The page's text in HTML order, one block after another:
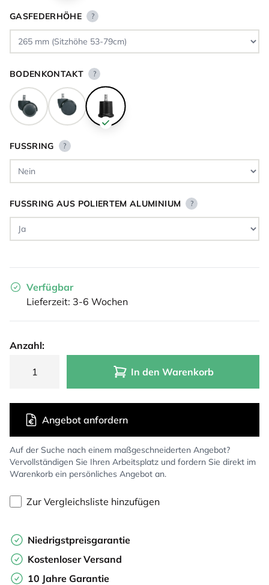
GASFEDERHÖHE ?
BODENKONTAKT ?
FUSSRING ?
FUSSRING AUS POLIERTEM ALUMINIUM ?
Verfügbar
Lieferzeit: 3-6 Wochen
Anzahl:
In den Warenkorb
Auf der Suche nach einem maßgeschneiderten Angebot?
Vervollständigen Sie Ihren Arbeitsplatz und fordern Sie direkt im
Warenkorb ein persönliches Angebot an.
Angebot anfordern
Zur Vergleichsliste hinzufügen
Niedrigstpreisgarantie
Kostenloser Versand
10 Jahre Garantie